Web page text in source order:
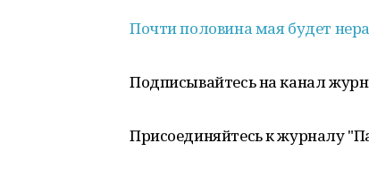
Почти половина мая будет
Подписывайтесь на канал
Присоединяйтесь к журналу